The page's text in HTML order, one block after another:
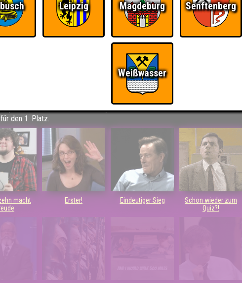
EVENTS HIGHSCORE RESERVIERUNG BUCHEN FAQ
die in einem Stechen verlieren, trotzdem auf dem 1. Platz - den haben
den 1. Platz.
macht
Erster! Eindeutiger Sieg
Schon wieder zum
Quiz?!
Leipzig Magdeburg Senftenberg
Weißwasser